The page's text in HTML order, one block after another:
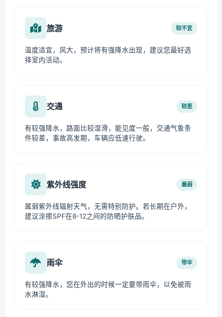
旅游 较不宜
温度适宜，风大，预计将有强降水出现，建议您最好选
择室内活动。
交通 较差
有较强降水，路面比较湿滑，能见度一般，交通气象条
件较差，事故高发期，车辆应低速行驶。
紫外线强度 最弱
属弱紫外线辐射天气，无需特别防护。若长期在户外，
建议涂擦SPF在8-12之间的防晒护肤品。
雨伞 带伞
有较强降水，您在外出的时候一定要带雨伞，以免被雨
水淋湿。